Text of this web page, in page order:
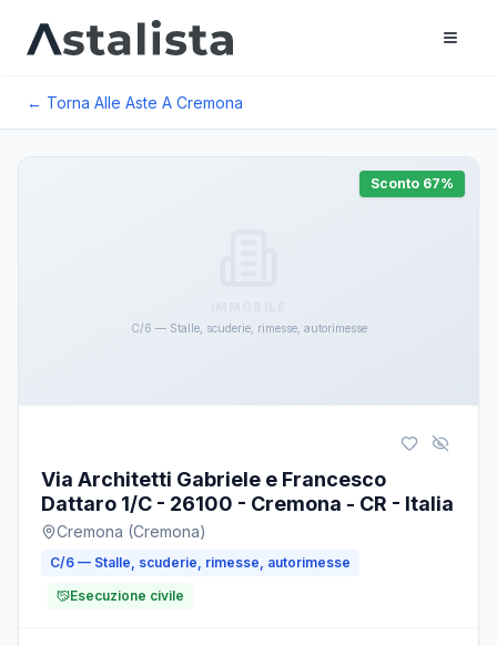
← Torna Alle Aste A Cremona
C/6 — Stalle, scuderie, rimesse, autorimesse
Sconto 67%
Via Architetti Gabriele e Francesco
Dattaro 1/C - 26100 - Cremona - CR - Italia
Cremona (Cremona)
C/6 — Stalle, scuderie, rimesse, autorimesse
Esecuzione civile